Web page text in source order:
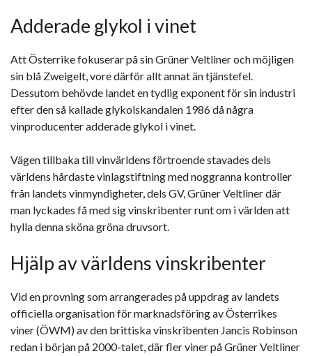
Adderade glykol i vinet
Att Österrike fokuserar på sin Grüner Veltliner och möjligen
sin blå Zweigelt, vore därför allt annat än tjänstefel.
Dessutom behövde landet en tydlig exponent för sin industri
efter den så kallade glykolskandalen 1986 då några
vinproducenter adderade glykol i vinet.
Vägen tillbaka till vinvärldens förtroende stavades dels
världens hårdaste vinlagstiftning med noggranna kontroller
från landets vinmyndigheter, dels GV, Grüner Veltliner där
man lyckades få med sig vinskribenter runt om i världen att
hylla denna sköna gröna druvsort.
Hjälp av världens vinskribenter
Vid en provning som arrangerades på uppdrag av landets
officiella organisation för marknadsföring av Österrikes
viner (ÖWM) av den brittiska vinskribenten Jancis Robinson
redan i början på 2000-talet, där fler viner på Grüner Veltliner